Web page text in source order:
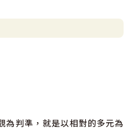
為判準，就是以相對的多元為